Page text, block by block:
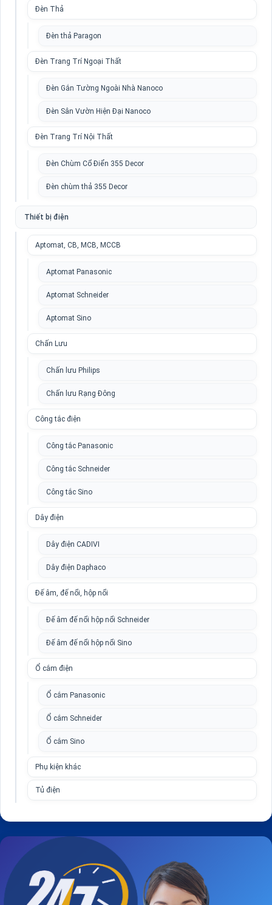
Đèn Thả
Đèn thả Paragon
Đèn Trang Trí Ngoại Thất
Đèn Gắn Tường Ngoài Nhà Nanoco
Đèn Sân Vườn Hiện Đại Nanoco
Đèn Trang Trí Nội Thất
Đèn Chùm Cổ Điển 355 Decor
Đèn chùm thả 355 Decor
Thiết bị điện
Aptomat, CB, MCB, MCCB
Aptomat Panasonic
Aptomat Schneider
Aptomat Sino
Chấn Lưu
Chấn lưu Philips
Chấn lưu Rạng Đông
Công tắc điện
Công tắc Panasonic
Công tắc Schneider
Công tắc Sino
Dây điện
Dây điện CADIVI
Dây điện Daphaco
Đế âm, đế nổi, hộp nổi
Đế âm đế nổi hộp nổi Schneider
Đế âm đế nổi hộp nổi Sino
Ổ cắm điện
Ổ cắm Panasonic
Ổ cắm Schneider
Ổ cắm Sino
Phụ kiện khác
Tủ điện